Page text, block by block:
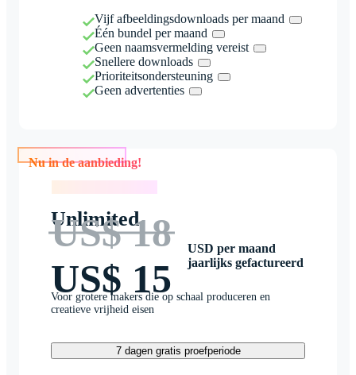
Vijf afbeeldingsdownloads per maand
Één bundel per maand
Geen naamsvermelding vereist
Snellere downloads
Prioriteitsondersteuning
Geen advertenties
Nu in de aanbieding!
Unlimited
US$ 18
US$ 15
USD per maand
jaarlijks gefactureerd
Voor grotere makers die op schaal produceren en
creatieve vrijheid eisen
7 dagen gratis proefperiode